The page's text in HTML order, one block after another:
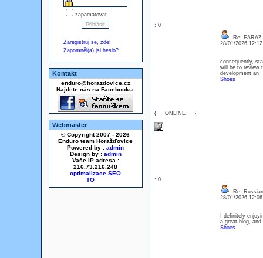
zapamatovat
Zaregistruj se, zde!
Zapomněl(a) jsi heslo?
Kontakt
enduro@horazdovice.cz
Najdete nás na Facebooku:
Webmaster
© Copyright 2007 - 2026
Enduro team Horažďovice
Powered by : admin
Design by : admin
Vaše IP adresa :
216.73.216.248
optimalizace SEO
: 0
{___ONLINE___}
Re: FARAZ
28/01/2026
consequently,
will be to review
development an
Shoes
: 0
Re:
28/01/2026
I definitely
a great blog,
Shoes